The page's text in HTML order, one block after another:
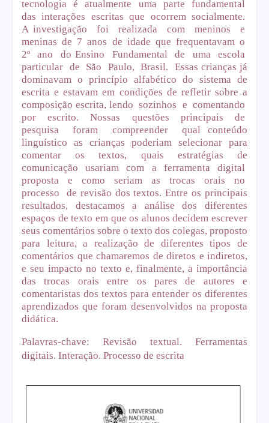
tecnologia
é atualmente uma parte
fundamental
das interações escritas que ocorrem socialmente.
A investigação
foi realizada com meninos
e
meninas de 7 anos de idade que frequentavam o
2º
ano do Ensino Fundamental de uma
escola
particular de São Paulo, Brasil.
Essas crianças já
dominavam o princípio alfabético do sistema de
escrita e estavam em condições de refletir sobre a
composição escrita, lendo sozinhos e comentando
por
escrito. Nossas questões principais
de
pesquisa
foram compreender
qual conteúdo
linguístico as crianças poderiam selecionar para
comentar os textos, quais estratégias de
comunicação
usariam com a ferramenta
digital
proposta
e como seriam as trocas orais
no
processo
de revisão dos textos. Entre os principais
resultados, destacamos a análise dos diferentes
espaços de texto em que os alunos decidem escrever
seus comentários sobre o texto dos colegas, proposto
para leitura, a realização de diferentes tipos de
comentários que chamaremos de diretos e indiretos,
e seu impacto no texto e, finalmente, a importância
das trocas orais entre os pares de autores e
comentaristas dos textos para entender os diferentes
aprendizados que foram desenvolvidos na proposta
didática.
Palavras-chave: Revisão textual. Ferramentas
digitais. Interação. Processo de escrita